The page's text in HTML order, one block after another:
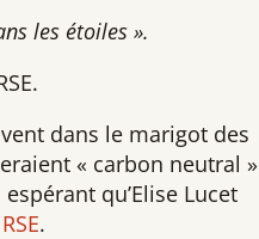
les étoiles ».
dans le marigot des
« carbon neutral »
qu’Elise Lucet
.